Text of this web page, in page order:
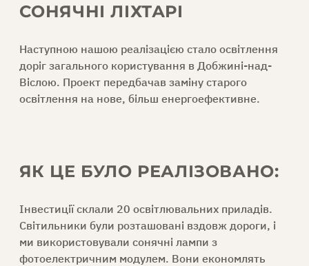
КОНТАКТИ
UK
СОНЯЧНІ ЛІХТАРІ
Наступною нашою реалізацією стало освітлення
доріг загального користування в Добжині-над-
Віслою. Проект передбачав заміну старого
освітлення на нове, більш енергоефективне.
ЯК ЦЕ БУЛО РЕАЛІЗОВАНО:
Інвестиції склали 20 освітлювальних приладів.
Світильники були розташовані вздовж дороги, і
ми використовували сонячні лампи з
фотоелектричним модулем. Вони економлять